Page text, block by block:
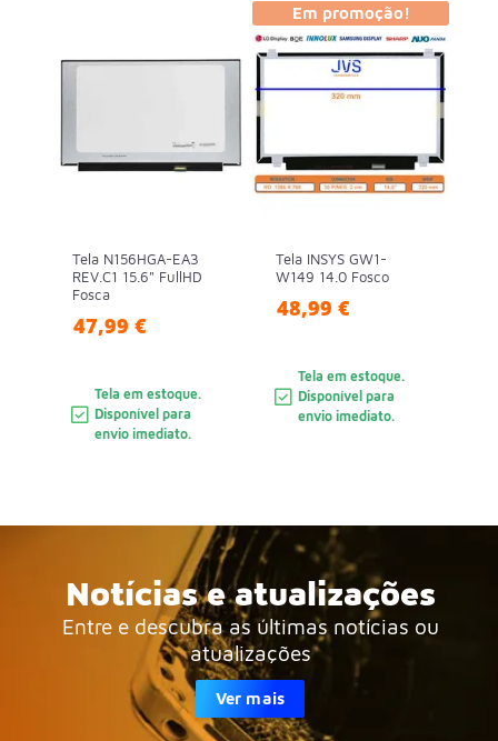
Tela N156HGA-EA3
REV.C1 15.6" FullHD
Fosca
47,99 €
Tela em estoque.
Disponível para
envio imediato.
Tela INSYS GW1-
W149 14.0 Fosco
48,99 €
Tela em estoque.
Disponível para
envio imediato.
Em promoção!
Notícias e atualizações
Entre e descubra as últimas notícias ou
atualizações
Ver mais